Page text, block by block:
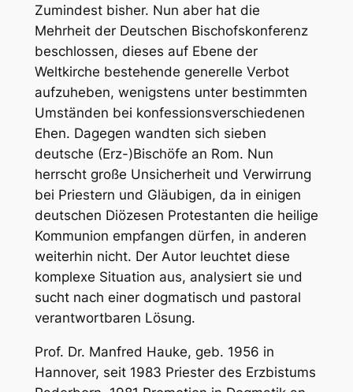
n
g
a
n
P
r
o
t
e
s
t
a
n
t
e
n
M
e
Zumindest bisher. Nun aber hat die
Mehrheit der Deutschen Bischofskonferenz
beschlossen, dieses auf Ebene der
Weltkirche bestehende generelle Verbot
aufzuheben, wenigstens unter bestimmten
Umständen bei konfessionsverschiedenen
Ehen. Dagegen wandten sich sieben
deutsche (Erz-)Bischöfe an Rom. Nun
herrscht große Unsicherheit und Verwirrung
bei Priestern und Gläubigen, da in einigen
deutschen Diözesen Protestanten die heilige
Kommunion empfangen dürfen, in anderen
weiterhin nicht. Der Autor leuchtet diese
komplexe Situation aus, analysiert sie und
sucht nach einer dogmatisch und pastoral
verantwortbaren Lösung.
Prof. Dr. Manfred Hauke, geb. 1956 in
Hannover, seit 1983 Priester des Erzbistums